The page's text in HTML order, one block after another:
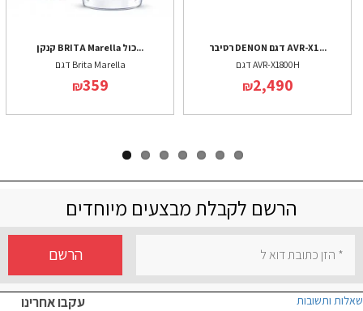
קנקן BRITA Marella כול...
דגם Brita Marella
₪359
רסיבר DENON דגם AVR-X1...
דגם AVR-X1800H
₪2,490
הרשם לקבלת מבצעים מיוחדים
הרשם
עקבו אחרינו
שאלות ותשובות